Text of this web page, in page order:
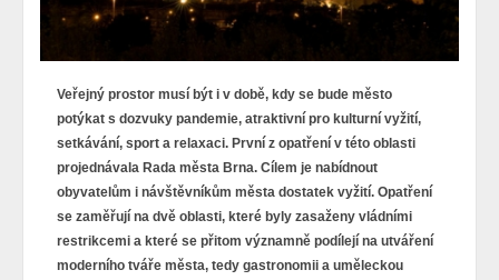
Veřejný prostor musí být i v době, kdy se bude město
potýkat s dozvuky pandemie, atraktivní pro kulturní vyžití,
setkávání, sport a relaxaci. První z opatření v této oblasti
projednávala Rada města Brna. Cílem je nabídnout
obyvatelům i návštěvníkům města dostatek vyžití. Opatření
se zaměřují na dvě oblasti, které byly zasaženy vládními
restrikcemi a které se přitom významně podílejí na utváření
moderního tváře města, tedy gastronomii a uměleckou